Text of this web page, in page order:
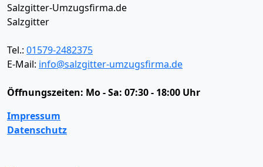
Salzgitter-Umzugsfirma.de
Salzgitter
Tel.: 01579-2482375
E-Mail: info@salzgitter-umzugsfirma.de
Öffnungszeiten: Mo - Sa: 07:30 - 18:00 Uhr
Impressum
Datenschutz